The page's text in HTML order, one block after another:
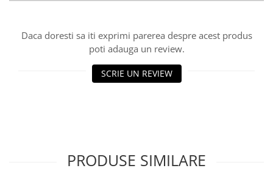
Daca doresti sa iti exprimi parerea despre acest produs
poti adauga un review.
SCRIE UN REVIEW
PRODUSE SIMILARE